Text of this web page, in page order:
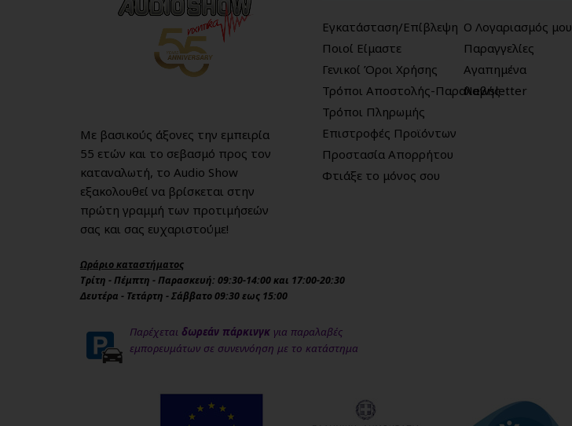
Με βασικούς άξονες την εμπειρία
55 ετών και το σεβασμό προς τον
καταναλωτή, το Audio Show
εξακολουθεί να βρίσκεται στην
πρώτη γραμμή των προτιμήσεών
σας και σας ευχαριστούμε!
Ωράριο καταστήματος
Τρίτη - Πέμπτη - Παρασκευή: 09:30-14:00 και 17:00-20:30
Δευτέρα - Τετάρτη - Σάββατο 09:30 εως 15:00
Παρέχεται δωρεάν πάρκινγκ για παραλαβές
εμπορευμάτων σε συνεννόηση με το κατάστημα
Εγκατάσταση/Επίβλεψη
Ποιοί Είμαστε
Γενικοί Όροι Χρήσης
Τρόποι Αποστολής-Παραλαβής
Τρόποι Πληρωμής
Επιστροφές Προϊόντων
Προστασία Απορρήτου
Φτιάξε το μόνος σου
Ο Λογαριασμός μου
Παραγγελίες
Αγαπημένα
Newsletter